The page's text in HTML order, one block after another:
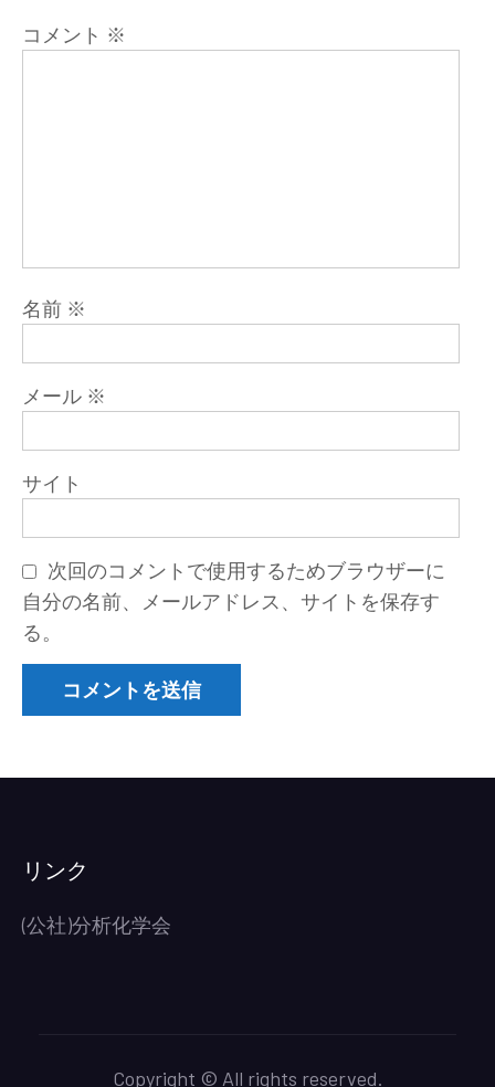
コメント ※
名前 ※
メール ※
サイト
次回のコメントで使用するためブラウザーに
自分の名前、メールアドレス、サイトを保存す
る。
リンク
(公社)分析化学会
Copyright © All rights reserved.